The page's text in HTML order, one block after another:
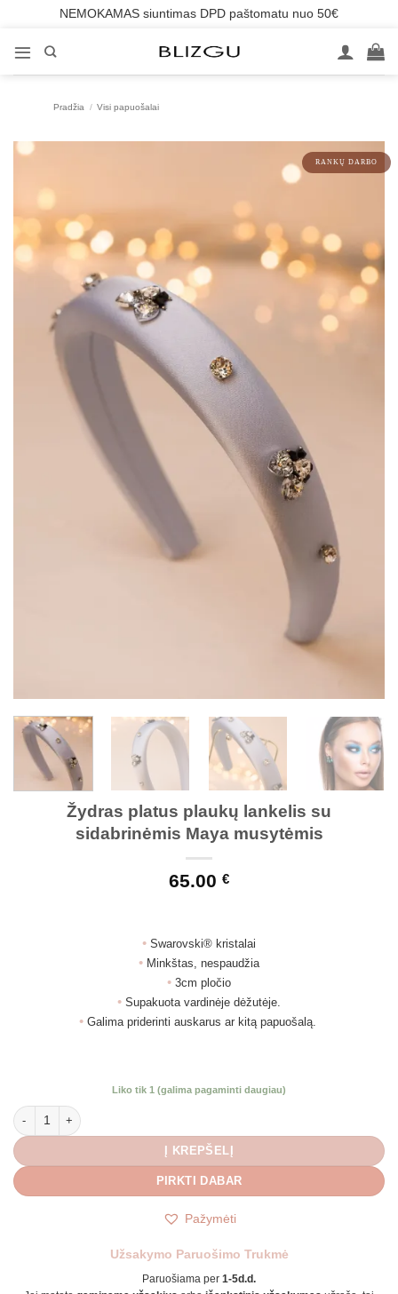
NEMOKAMAS siuntimas DPD paštomatu nuo 50€
content
Pradžia / Visi papuošalai
RANKŲ DARBO
Žydras platus plaukų lankelis su
sidabrinėmis Maya musytėmis
65.00 €
• Swarovski® kristalai
• Minkštas, nespaudžia
• 3cm pločio
• Supakuota vardinėje dėžutėje.
• Galima priderinti auskarus ar kitą papuošalą.
Liko tik 1 (galima pagaminti daugiau)
produkto kiekis: Žydras platus plaukų lankelis su sidabrinėmis Maya
Į KREPŠELĮ
PIRKTI DABAR
Pažymėti
Užsakymo Paruošimo Trukmė
Paruošiama per 1-5d.d.